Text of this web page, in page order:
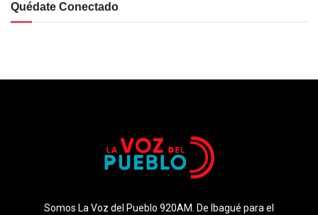
Quédate Conectado
Somos La Voz del Pueblo 920AM. De Ibagué para el